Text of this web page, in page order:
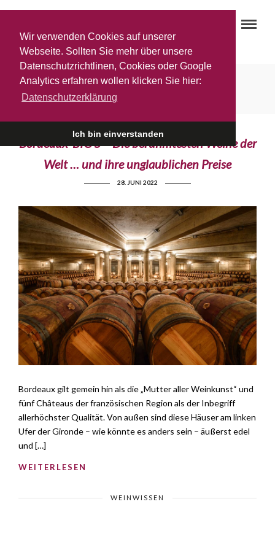
Wir verwenden Cookies auf unserer
Webseite. Sollten Sie mehr über unsere
Datenschutzrichtlinen, Cookies oder Google
Analytics erfahren wollen klicken Sie hier:
Datenschutzerklärung
Ich bin einverstanden
5 Premier Cru Classé
Bordeaux‘ BIG 5 – Die berühmtesten Weine der
Welt … und ihre unglaublichen Preise
28. JUNI 2022
Bordeaux gilt gemein hin als die „Mutter aller Weinkunst“ und
fünf Châteaus der französischen Region als der Inbegriff
allerhöchster Qualität. Von außen sind diese Häuser am linken
Ufer der Gironde – wie könnte es anders sein – äußerst edel
und […]
WEITERLESEN
WEINWISSEN